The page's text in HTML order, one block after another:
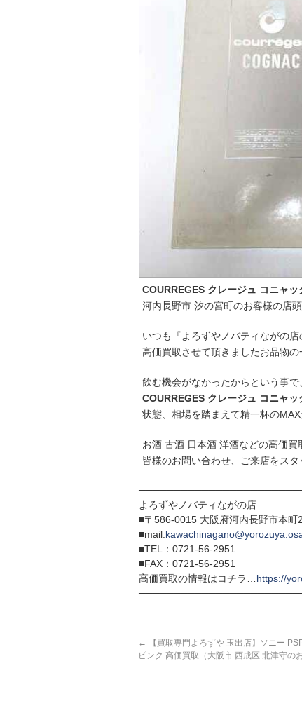
COURREGES クレージュ コニャッ
河内長野市 汐の宮町のお客様の店
いつも『よろずやノバティながの
高価買取させて頂きましたお品物の
飲む機会がなかったからという事で
COURREGES クレージュ コニャッ
状態、相場を踏まえて精一杯の
お酒 古酒 日本酒 洋酒などの高価買
皆様のお問い合わせ、ご来店をス
よろずやノバティながの店
■〒586-0015 大阪府河内長野市本
■mail:
■TEL：0721-56-2951
■FAX：0721-56-2951
高価買取の情報はコチラ…https://
←
【買取専門よろずや 玉出店】ソニー
ピンク 高価買取（大阪市 西成区 北津守のお